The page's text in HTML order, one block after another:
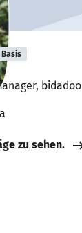
Basis
bidadoo
zu sehen.